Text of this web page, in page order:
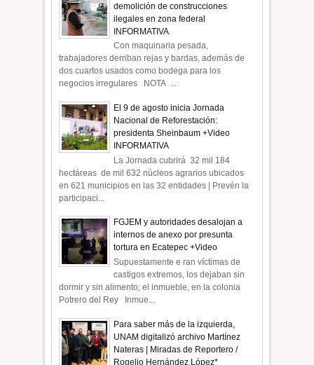
demolición de construcciones
ilegales en zona federal
INFORMATIVA
Con maquinaria pesada,
trabajadores derriban rejas y bardas, además de
dos cuartos usados como bodega para los
negocios irregulares NOTA ...
El 9 de agosto inicia Jornada
Nacional de Reforestación:
presidenta Sheinbaum +Video
INFORMATIVA
La Jornada cubrirá 32 mil 184
hectáreas de mil 632 núcleos agrarios ubicados
en 621 municipios en las 32 entidades | Prevén la
participaci...
FGJEM y autoridades desalojan a
internos de anexo por presunta
tortura en Ecatepec +Video
Supuestamente e ran víctimas de
castigos extremos, los dejaban sin
dormir y sin alimento; el inmueble, en la colonia
Potrero del Rey Inmue...
Para saber más de la izquierda,
UNAM digitalizó archivo Martínez
Nateras | Miradas de Reportero /
Rogelio Hernández López*